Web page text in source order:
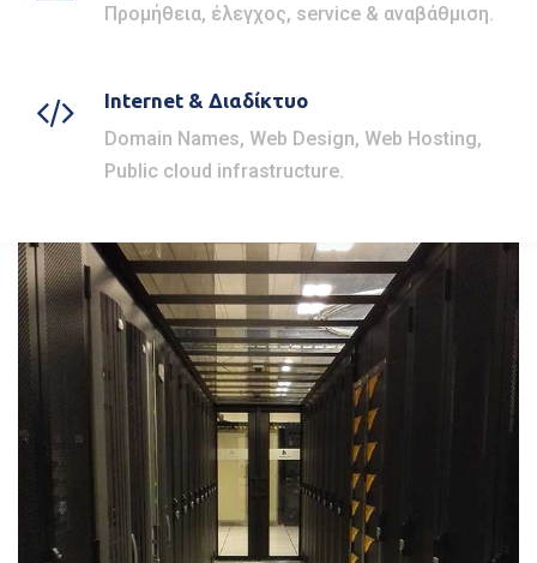
Προμήθεια, έλεγχος, service & αναβάθμιση.
Internet & Διαδίκτυο
Domain Names, Web Design, Web Hosting,
Public cloud infrastructure.